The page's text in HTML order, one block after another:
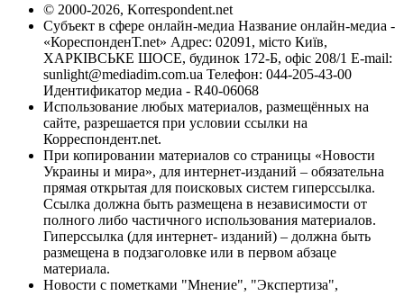
© 2000-2026, Korrespondent.net
Субъект в сфере онлайн-медиа Название онлайн-медиа -
«КореспонденТ.net» Адрес: 02091, місто Київ,
ХАРКІВСЬКЕ ШОСЕ, будинок 172-Б, офіс 208/1 E-mail:
sunlight@mediadim.com.ua Телефон: 044-205-43-00
Идентификатор медиа - R40-06068
Использование любых материалов, размещённых на
сайте, разрешается при условии ссылки на
Корреспондент.net.
При копировании материалов со страницы «Новости
Украины и мира», для интернет-изданий – обязательна
прямая открытая для поисковых систем гиперссылка.
Ссылка должна быть размещена в независимости от
полного либо частичного использования материалов.
Гиперссылка (для интернет- изданий) – должна быть
размещена в подзаголовке или в первом абзаце
материала.
Новости с пометками "Мнение", "Экспертиза",